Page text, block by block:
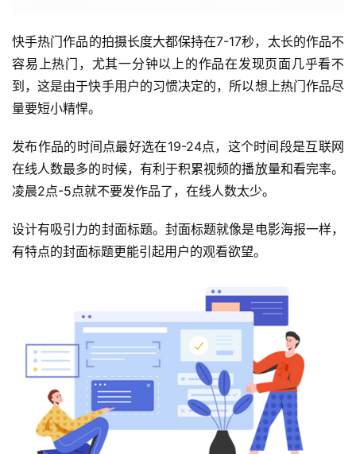
快手热门作品的拍摄长度大都保持在7-17秒，太长的作品不
容易上热门，尤其一分钟以上的作品在发现页面几乎看不
到，这是由于快手用户的习惯决定的，所以想上热门作品尽
量要短小精悍。
发布作品的时间点最好选在19-24点，这个时间段是互联网
在线人数最多的时候，有利于积累视频的播放量和看完率。
凌晨2点-5点就不要发作品了，在线人数太少。
设计有吸引力的封面标题。封面标题就像是电影海报一样，
有特点的封面标题更能引起用户的观看欲望。